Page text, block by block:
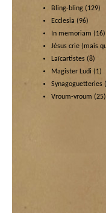
Bling-bling (129)
Ecclesia (96)
In memoriam (16)
Jésus crie (mais
Laïcartistes (8)
Magister Ludi (1)
Synagoguetteries
Vroum-vroum (25)